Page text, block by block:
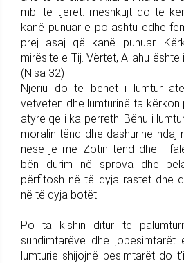
mbi të tjerët: meshkujt do të
kanë punuar e po ashtu edhe
prej asaj që kanë punuar.
mirësitë e Tij. Vërtet, Allahu është
(Nisa 32)
Njeriu do të bëhet i lumtur
vetveten dhe lumturinë ta
atyre që i ka përreth. Bëhu i
moralin tënd dhe dashurinë ndaj
nëse je me Zotin tënd dhe i
bën durim në sprova dhe
përfitosh në të dyja rastet dhe
në të dyja botët.
Po ta kishin ditur të
sundimtarëve dhe
lumturie shijojnë besimtarët do